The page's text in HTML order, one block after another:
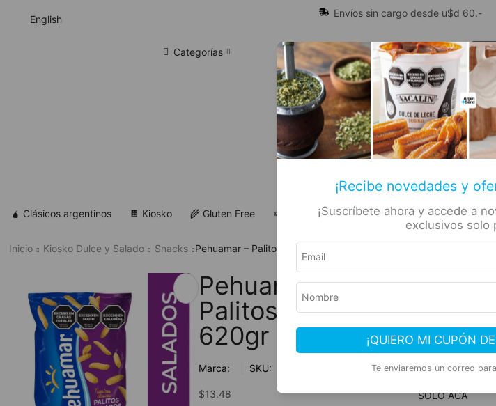
¡Recibe novedades y
¡Suscríbete ahora y accede a
exclusivos solo
¡QUIERO MI CUPÓN
Te enviaremos un correo
English
Envíos sin cargo desde u$d 60.-
Categorías 🔥 Alfajores y Golosinas
🧉 Clásicos argentinos 🍫 Kiosko 🌾 Gluten Free ✡ Koshers 📚 Libros 🏷️ Todas las
Inicio Kiosko Dulce y Salado Snacks Pehuamar – Palitos Salados 620gr
Pehuamar –
Palitos Salados
620gr
Marca: SKU:
$13.48
Compra segura
Experiencia de
SOLO ACÁ